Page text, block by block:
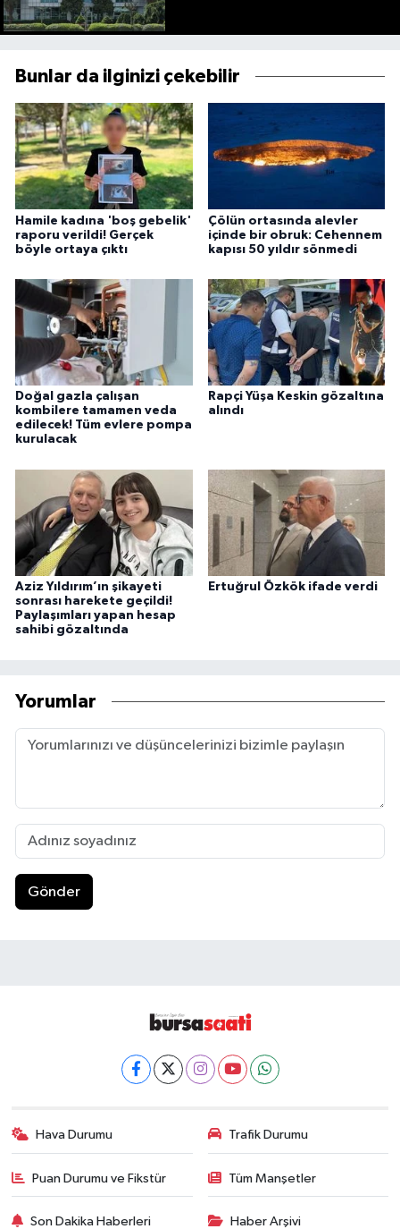
Bunlar da ilginizi çekebilir
Hamile kadına 'boş gebelik'
raporu verildi! Gerçek
böyle ortaya çıktı
Çölün ortasında alevler
içinde bir obruk: Cehennem
kapısı 50 yıldır sönmedi
Doğal gazla çalışan
kombilere tamamen veda
edilecek! Tüm evlere pompa
kurulacak
Rapçi Yüşa Keskin gözaltına
alındı
Aziz Yıldırım’ın şikayeti
sonrası harekete geçildi!
Paylaşımları yapan hesap
sahibi gözaltında
Ertuğrul Özkök ifade verdi
Yorumlar
Gönder
Hava Durumu Trafik Durumu
Puan Durumu ve Fikstür Tüm Manşetler
Son Dakika Haberleri Haber Arşivi